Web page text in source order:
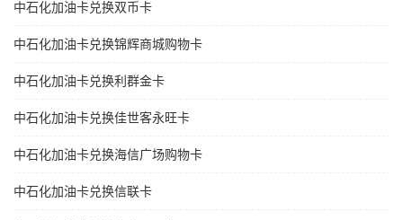
中石化加油卡兑换双币卡
中石化加油卡兑换锦辉商城购物卡
中石化加油卡兑换利群金卡
中石化加油卡兑换佳世客永旺卡
中石化加油卡兑换海信广场购物卡
中石化加油卡兑换信联卡